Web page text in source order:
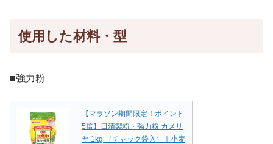
使用した材料・型
■強力粉
【マラソン期間限定！ポイント
5倍】日清製粉・強力粉 カメリ
ヤ 1kg （チャック袋入）｜小麦